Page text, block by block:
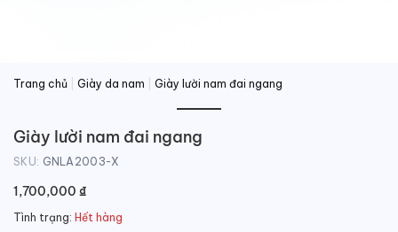
Trang chủ Giày da nam Giày lười nam đai ngang
Giày lười nam đai ngang
SKU: GNLA2003-X
1,700,000 ₫
Tình trạng: Hết hàng